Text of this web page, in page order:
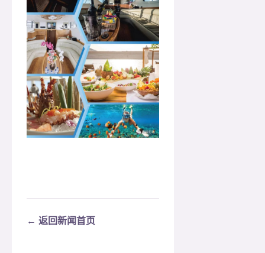
← 返回新闻首页